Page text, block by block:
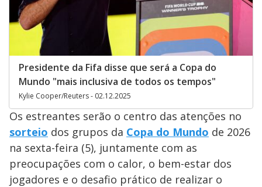
Presidente da Fifa disse que será a Copa do
Mundo "mais inclusiva de todos os tempos"
Kylie Cooper/Reuters - 02.12.2025
Os estreantes serão o centro das atenções no
sorteio dos grupos da Copa do Mundo de 2026
na sexta-feira (5), juntamente com as
preocupações com o calor, o bem-estar dos
jogadores e o desafio prático de realizar o